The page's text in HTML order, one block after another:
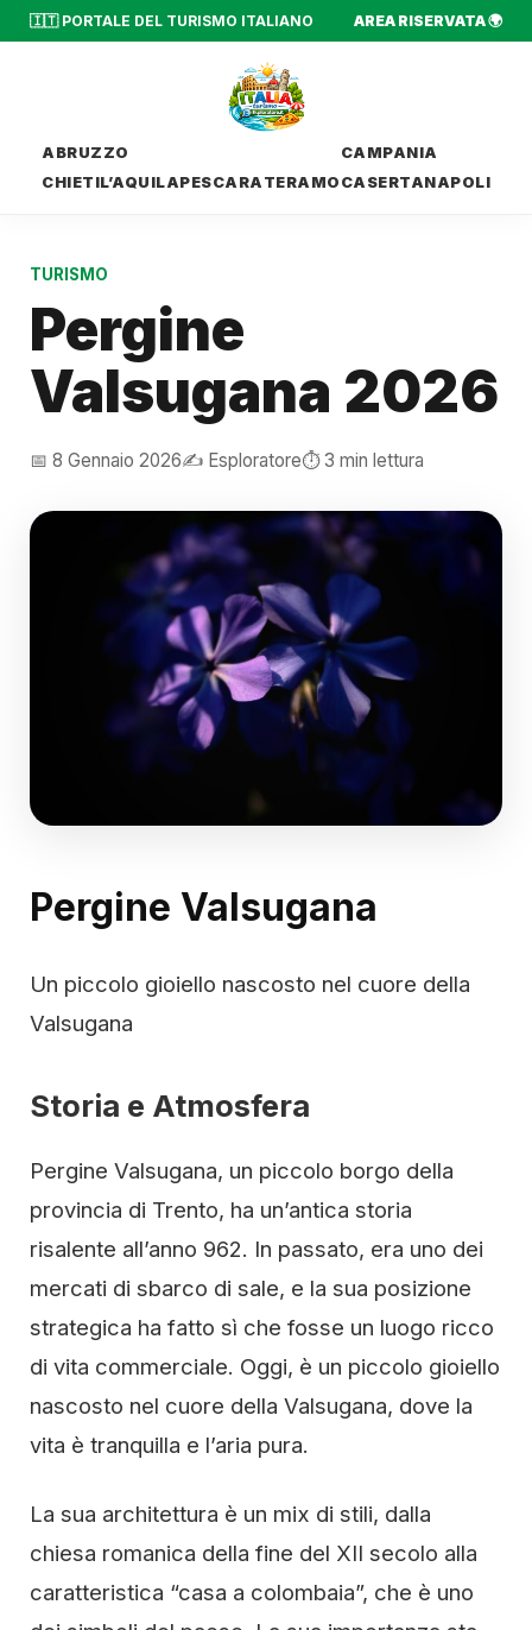
🇮🇹 PORTALE DEL TURISMO ITALIANO AREA RISERVATA 🌍
ABRUZZO
CHIETIL’AQUILAPESCARA TERAMO
CAMPANIA
CASERTANAPOLI
TURISMO
Pergine
Valsugana 2026
📅 8 Gennaio 2026✍️ Esploratore⏱️ 3 min lettura
Pergine Valsugana
Un piccolo gioiello nascosto nel cuore della
Valsugana
Storia e Atmosfera
Pergine Valsugana, un piccolo borgo della
provincia di Trento, ha un’antica storia
risalente all’anno 962. In passato, era uno dei
mercati di sbarco di sale, e la sua posizione
strategica ha fatto sì che fosse un luogo ricco
di vita commerciale. Oggi, è un piccolo gioiello
nascosto nel cuore della Valsugana, dove la
vita è tranquilla e l’aria pura.
La sua architettura è un mix di stili, dalla
chiesa romanica della fine del XII secolo alla
caratteristica “casa a colombaia”, che è uno